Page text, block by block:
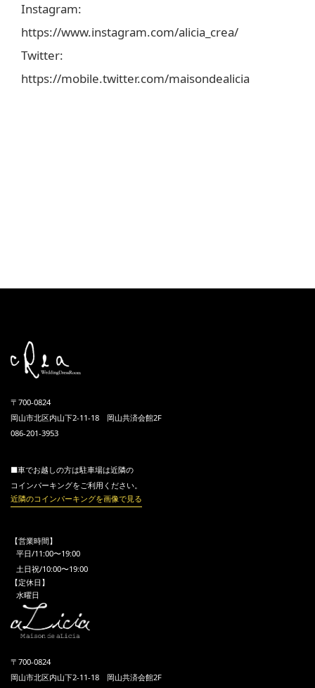
Instagram:
https://www.instagram.com/alicia_crea/
Twitter:
https://mobile.twitter.com/maisondealicia
〒700-0824
岡山市北区内山下2-11-18 岡山共済会館2F
086-201-3953
■車でお越しの方は駐車場は近隣の
コインパーキングをご利用ください。
近隣のコインパーキングを画像で見る
【営業時間】
平日/11:00〜19:00
土日祝/10:00〜19:00
【定休日】
水曜日
〒700-0824
岡山市北区内山下2-11-18 岡山共済会館2F